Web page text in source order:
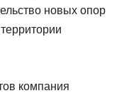
новых опор
компания